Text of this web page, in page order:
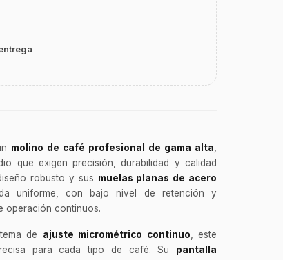
molino de café profesional de gama alta
que exigen precisión, durabilidad y calidad
robusto y sus muelas planas de acero
uniforme, con bajo nivel de retención y
operación continuos.
de ajuste micrométrico continuo , este
para cada tipo de café. Su pantalla